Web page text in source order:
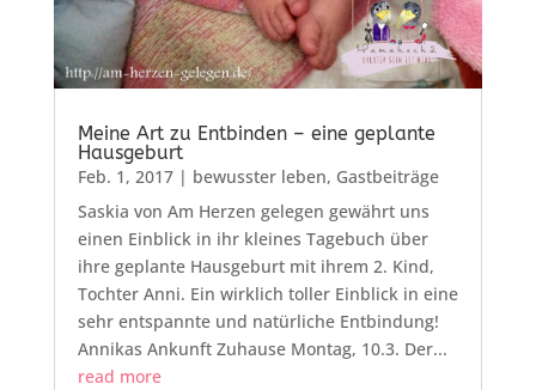
Meine Art zu Entbinden – eine geplante
Hausgeburt
Feb. 1, 2017| bewusster leben, Gastbeiträge
Saskia von Am Herzen gelegen gewährt uns
einen Einblick in ihr kleines Tagebuch über
ihre geplante Hausgeburt mit ihrem 2. Kind,
Tochter Anni. Ein wirklich toller Einblick in eine
sehr entspannte und natürliche Entbindung!
Annikas Ankunft Zuhause Montag, 10.3. Der...
read more